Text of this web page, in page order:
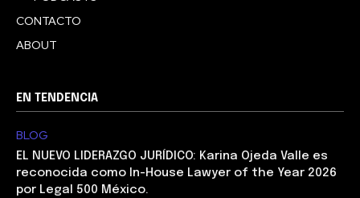
CONTACTO
ABOUT
EN TENDENCIA
BLOG
EL NUEVO LIDERAZGO JURÍDICO: Karina Ojeda Valle es
reconocida como In-House Lawyer of the Year 2026
por Legal 500 México.